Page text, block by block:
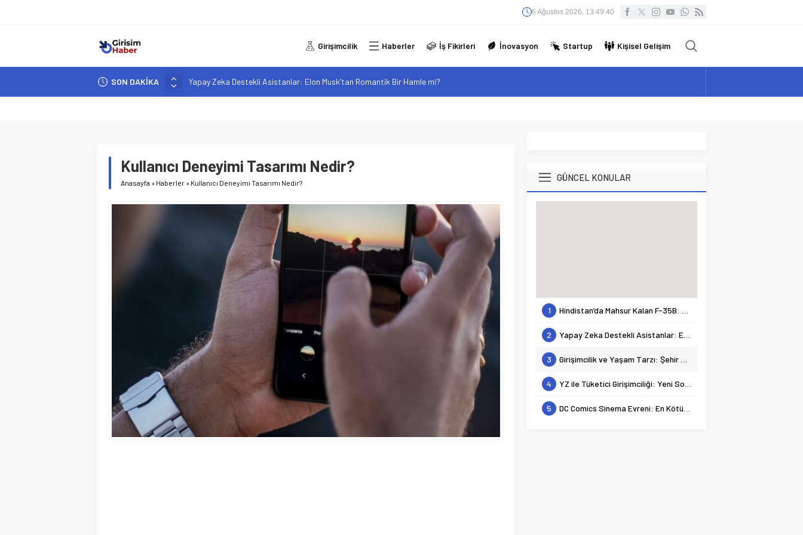
6 Ağustos 2026, 13:49:41
Girişimcilik Haberler İş Fikirleri İnovasyon Startup Kişisel Gelişim
SON DAKİKA
Yapay Zeka Destekli Asistanlar: Elon Musk’tan Romantik Bir Hamle mi?
Girişimcilik ve Yaşam Tarzı: Şehir Değişiminin Nedenleri ve Etkileri
Kullanıcı Deneyimi Tasarımı Nedir?
Anasayfa » Haberler » Kullanıcı Deneyimi Tasarımı Nedir? GÜNCEL KONULAR
1 Hindistan’da Mahsur Kalan F-35B: Jeopolitik Sonuçları
2 Yapay Zeka Destekli Asistanlar: Elon Musk’tan Romantik Bir Hamle mi?
3 Girişimcilik ve Yaşam Tarzı: Şehir Değişiminin Nedenleri ve Etkileri
4 YZ ile Tüketici Girişimciliği: Yeni Sosyal Bağlantılar
5 DC Comics Sinema Evreni: En Kötülerden En İyilerine Bir Bakış